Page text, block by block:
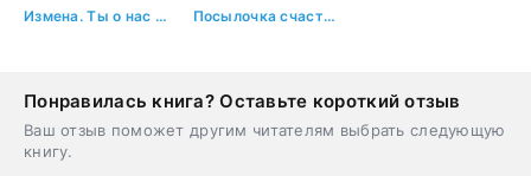
Измена. Ты о нас (не) вспомнишь! Посылочка счастья
Понравилась книга? Оставьте короткий отзыв
Ваш отзыв поможет другим читателям выбрать следующую
книгу.